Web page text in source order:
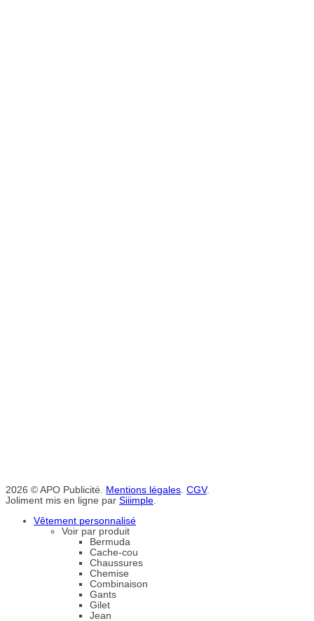
2026 © APO Publicité. Mentions légales CGV.
Joliment mis en ligne par Siiimple
Vêtement personnalisé
Voir par produit
Bermuda
Cache-cou
Chaussures
Chemise
Combinaison
Gants
Gilet
Jean